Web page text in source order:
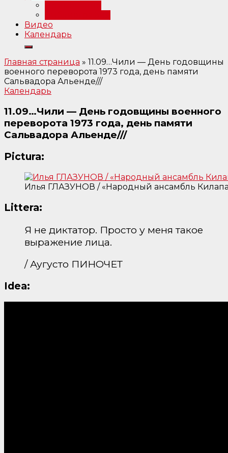
Видео
Календарь
Главная страница » 11.09…Чили — День годовщины
военного переворота 1973 года, день памяти
Сальвадора Альенде///
Календарь
11.09…Чили — День годовщины военного
переворота 1973 года, день памяти
Сальвадора Альенде///
Pictura:
Илья ГЛАЗУНОВ / «Народный ансамбль
Littera:
Я не диктатор. Просто у меня такое
выражение лица.
/ Аугусто ПИНОЧЕТ
Idea: